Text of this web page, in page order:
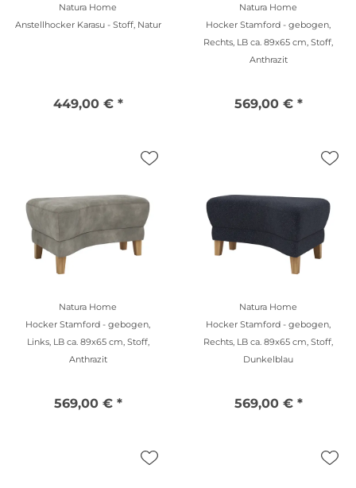
Natura Home
Anstellhocker Karasu - Stoff, Natur
449,00 € *
Natura Home
Hocker Stamford - gebogen,
Rechts, LB ca. 89x65 cm, Stoff,
Anthrazit
569,00 € *
Natura Home
Hocker Stamford - gebogen,
Links, LB ca. 89x65 cm, Stoff,
Anthrazit
569,00 € *
Natura Home
Hocker Stamford - gebogen,
Rechts, LB ca. 89x65 cm, Stoff,
Dunkelblau
569,00 € *